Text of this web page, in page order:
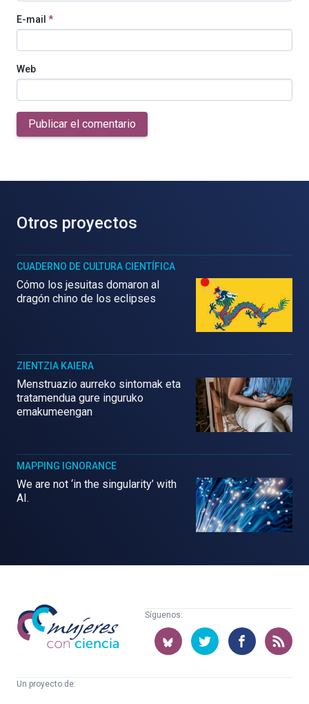
E-mail *
Web
Publicar el comentario
Otros proyectos
CUADERNO DE CULTURA CIENTÍFICA
Cómo los jesuitas domaron al
dragón chino de los eclipses
ZIENTZIA KAIERA
Menstruazio aurreko sintomak eta
tratamendua gure inguruko
emakumeengan
MAPPING IGNORANCE
We are not ‘in the singularity’ with
AI.
Mujeres
con
ciencia
Síguenos:
Un proyecto de: